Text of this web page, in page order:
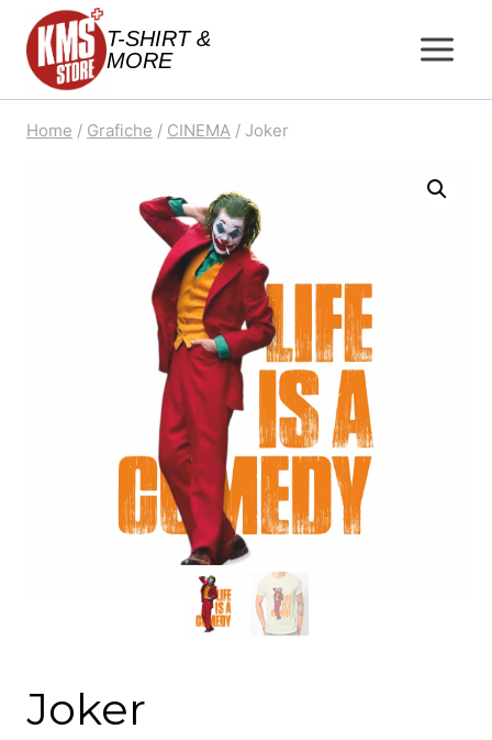
Salta
contenuto
T-SHIRT &
MORE
Home / Grafiche / CINEMA / Joker
Joker